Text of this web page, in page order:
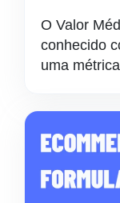
O Valor
conhecido
uma